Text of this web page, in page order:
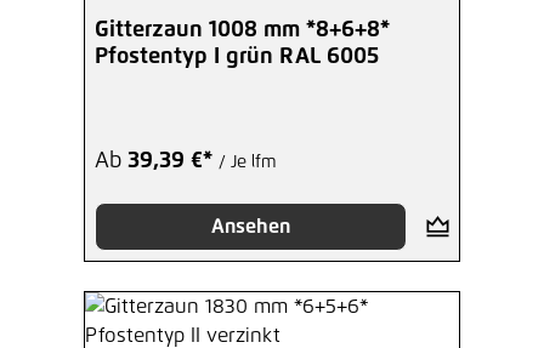
Durchschnittliche Bewertung von 5 von 5
Gitterzaun 1008 mm *8+6+8*
Pfostentyp I grün RAL 6005
Ab 39,39 €* / Je lfm
Ansehen